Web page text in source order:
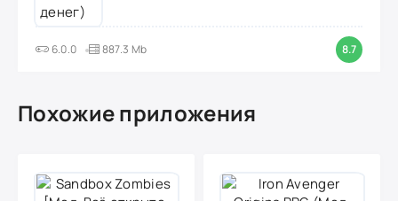
6.0.0 887.3 Mb 8.7
Похожие приложения